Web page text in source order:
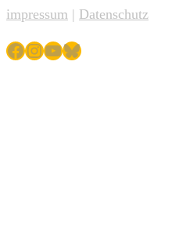
impressum | Datenschutz
Facebook
Instagram
YouTube
Bluesky